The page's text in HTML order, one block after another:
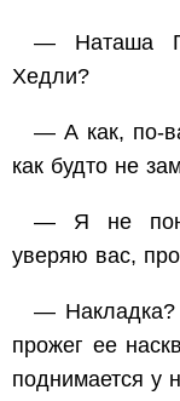
— Наташа
Хедли?
— А как, по-
как будто не
— Я не
уверяю вас,
— Накладка?
прожег ее
поднимается у